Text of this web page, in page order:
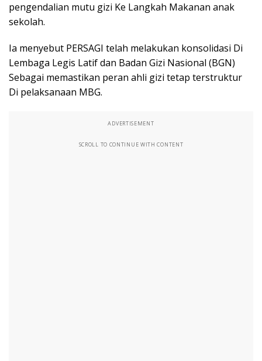
pengendalian mutu gizi Ke Langkah Makanan anak
sekolah.
Ia menyebut PERSAGI telah melakukan konsolidasi Di
Lembaga Legis Latif dan Badan Gizi Nasional (BGN)
Sebagai memastikan peran ahli gizi tetap terstruktur
Di pelaksanaan MBG.
ADVERTISEMENT
SCROLL TO CONTINUE WITH CONTENT